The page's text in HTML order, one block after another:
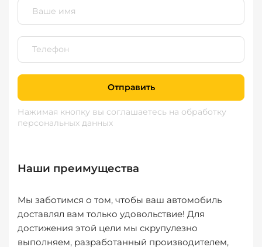
Отправить
Нажимая кнопку вы соглашаетесь на обработку
персональных данных
Наши преимущества
Мы заботимся о том, чтобы ваш автомобиль
доставлял вам только удовольствие! Для
достижения этой цели мы скрупулезно
выполняем, разработанный производителем,